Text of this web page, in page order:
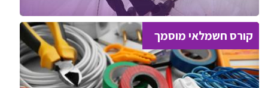
קורס חשמלאי מוסמך